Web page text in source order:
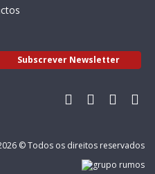
Subscrever Newsletter
2026 © Todos os direitos reservados